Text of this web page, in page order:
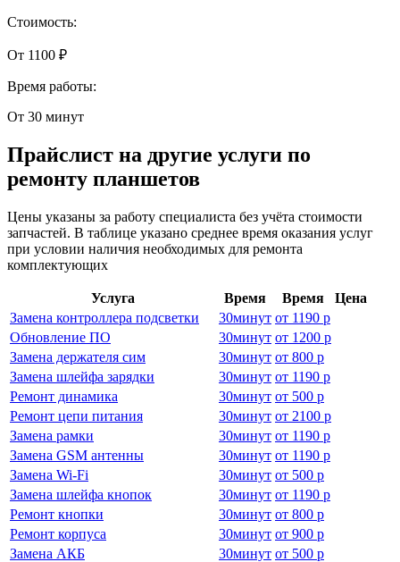
Стоимость:
От 1100 ₽
Время работы:
От 30 минут
Прайслист на другие услуги по
ремонту планшетов
Цены указаны за работу специалиста без учёта стоимости
запчастей. В таблице указано среднее время оказания услуг
при условии наличия необходимых для ремонта
комплектующих
Услуга Время Время
Цена
Замена контроллера подсветки
30минут от 1190 р
Обновление ПО
30минут от 1200 р
Замена держателя сим
30минут от 800 р
Замена шлейфа зарядки
30минут от 1190 р
Ремонт динамика
30минут от 500 р
Ремонт цепи питания
30минут от 2100 р
Замена рамки
30минут от 1190 р
Замена GSM антенны
30минут от 1190 р
Замена Wi-Fi
30минут от 500 р
Замена шлейфа кнопок
30минут от 1190 р
Ремонт кнопки
30минут от 800 р
Ремонт корпуса
30минут от 900 р
Замена АКБ
30минут от 500 р